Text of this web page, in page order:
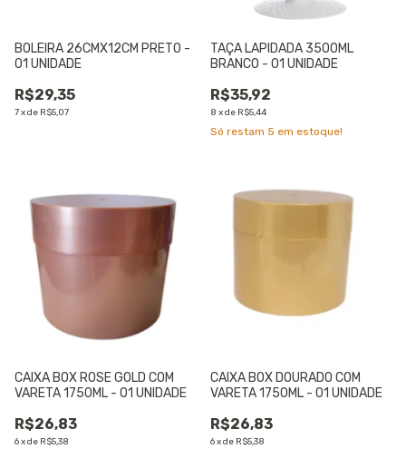
BOLEIRA 26CMX12CM PRETO -
01 UNIDADE
R$29,35
7xde R$5,07
TAÇA LAPIDADA 3500ML
BRANCO - 01 UNIDADE
R$35,92
8 xde R$5,44
Só restam 5 em estoque!
CAIXA BOX ROSE GOLD COM
VARETA 1750ML - 01 UNIDADE
R$26,83
6xde R$5,38
CAIXA BOX DOURADO COM
VARETA 1750ML - 01 UNIDADE
R$26,83
6xde R$5,38